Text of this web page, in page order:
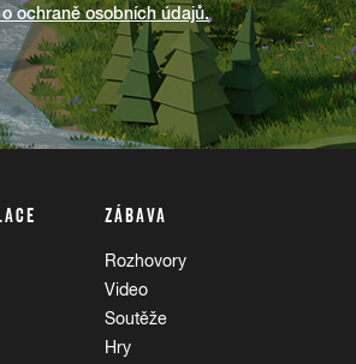
ochraně osobních údajů.
ZÁBAVA
Rozhovory
Video
Soutěže
Hry